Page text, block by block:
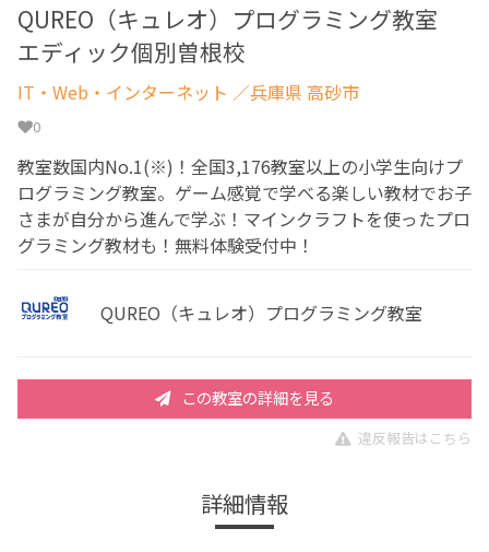
QUREO（キュレオ）プログラミング教室
エディック個別曽根校
IT・Web・インターネット ／兵庫県 高砂市
0
教室数国内No.1(※)！全国3,176教室以上の小学生向けプ
ログラミング教室。ゲーム感覚で学べる楽しい教材でお子
さまが自分から進んで学ぶ！マインクラフトを使ったプロ
グラミング教材も！無料体験受付中！
QUREO（キュレオ）プログラミング教室
この教室の詳細を見る
違反報告はこちら
詳細情報